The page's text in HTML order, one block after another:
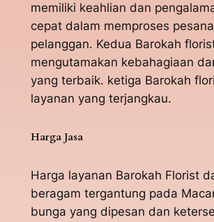
memiliki keahlian dan
cepat dalam memproses
pelanggan. Kedua Barokah
mengutamakan kebahagiaan
yang terbaik. ketiga Barokah
layanan yang terjangkau.
Harga Jasa
Harga layanan Barokah Florist
beragam tergantung pada
bunga yang dipesan dan